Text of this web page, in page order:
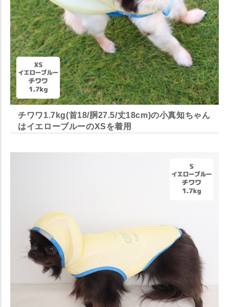
チワワ1.7kg(首18/胴27.5/丈18cm)の小真知ちゃん
はイエローブルーのXSを着用